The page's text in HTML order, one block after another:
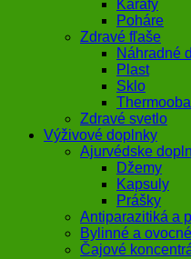
Karafy
Poháre
Zdravé fľaše
Náhradné
Plast
Sklo
Zdravé svetlo
Výživové doplnky
Ajurvédske
Džemy
Kapsuly
Prášky
Antiparazitiká a
Bylinné a
Čajové